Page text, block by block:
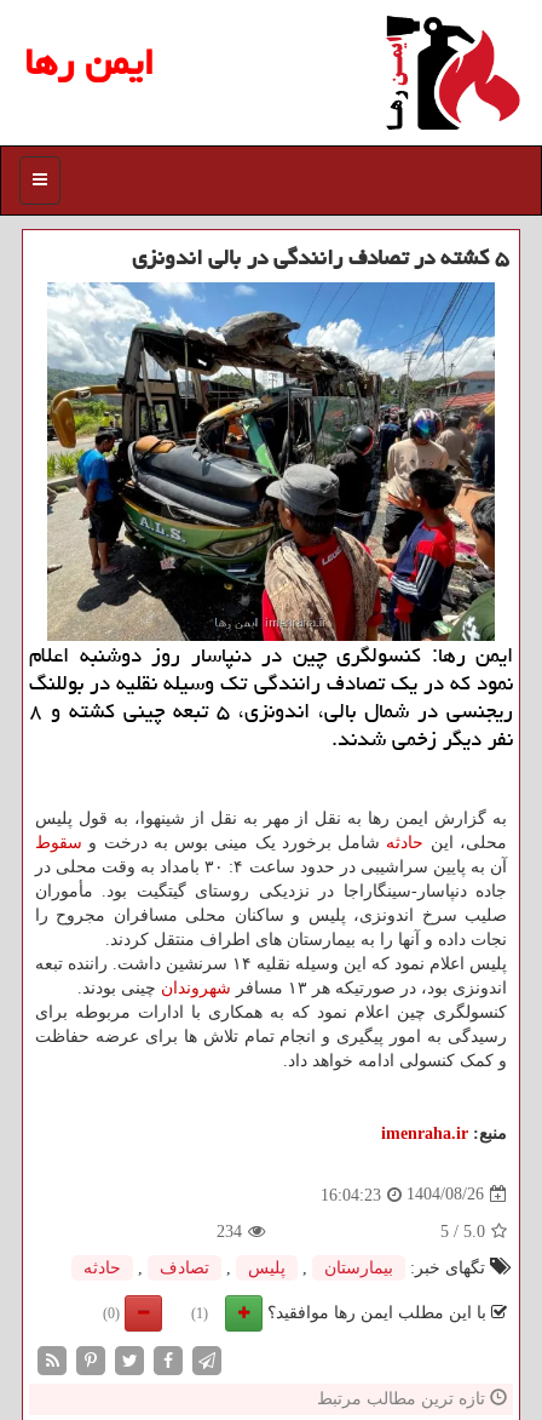
ایمن رها
منو
۵ کشته در تصادف رانندگی در بالی اندونزی
ایمن رها: کنسولگری چین در دنپاسار روز دوشنبه اعلام
نمود که در یک تصادف رانندگی تک وسیله نقلیه در بوللنگ
ریجنسی در شمال بالی، اندونزی، ۵ تبعه چینی کشته و ۸
نفر دیگر زخمی شدند.
به گزارش ایمن رها به نقل از مهر به نقل از شینهوا، به قول پلیس
محلی، این حادثه شامل برخورد یک مینی بوس به درخت و سقوط
آن به پایین سراشیبی در حدود ساعت ۴: ۳۰ بامداد به وقت محلی در
جاده دنپاسار-سینگاراجا در نزدیکی روستای گیتگیت بود. مأموران
صلیب سرخ اندونزی، پلیس و ساکنان محلی مسافران مجروح را
نجات داده و آنها را به بیمارستان های اطراف منتقل کردند.
پلیس اعلام نمود که این وسیله نقلیه ۱۴ سرنشین داشت. راننده تبعه
اندونزی بود، در صورتیکه هر ۱۳ مسافر
شهروندان چینی بودند.
کنسولگری چین اعلام نمود که به همکاری با ادارات مربوطه برای
رسیدگی به امور پیگیری و انجام تمام تلاش ها برای عرضه حفاظت
و کمک کنسولی ادامه خواهد داد.
منبع: imenraha.ir
1404/08/26
16:04:23
5.0
/
5
234
تگهای خبر:
بیمارستان , پلیس , تصادف , حادثه
با این مطلب ایمن رها موافقید؟ (1)
(0)
تازه ترین مطالب مرتبط